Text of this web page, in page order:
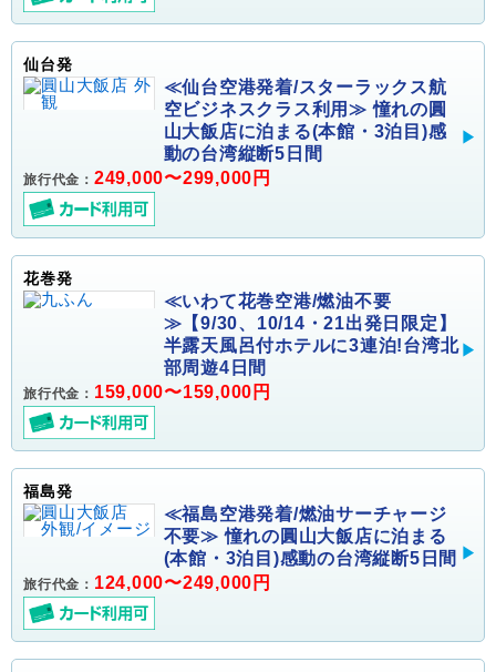
仙台発
≪仙台空港発着/スターラックス航
空ビジネスクラス利用≫ 憧れの圓
山大飯店に泊まる(本館・3泊目)感
動の台湾縦断5日間
旅行代金： 249,000〜299,000円
花巻発
≪いわて花巻空港/燃油不要
≫【9/30、10/14・21出発日限定】
半露天風呂付ホテルに3連泊!台湾北
部周遊4日間
旅行代金： 159,000〜159,000円
福島発
≪福島空港発着/燃油サーチャージ
不要≫ 憧れの圓山大飯店に泊まる
(本館・3泊目)感動の台湾縦断5日間
旅行代金： 124,000〜249,000円